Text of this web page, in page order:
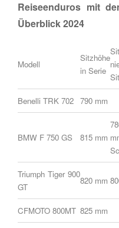
Reiseenduros mit
Überblick 2024
Modell
Sitzhöhe
in Serie
Benelli TRK 702 790 mm
BMW F 750 GS 815 mm
Triumph Tiger 900
GT
820 mm
CFMOTO 800MT 825 mm